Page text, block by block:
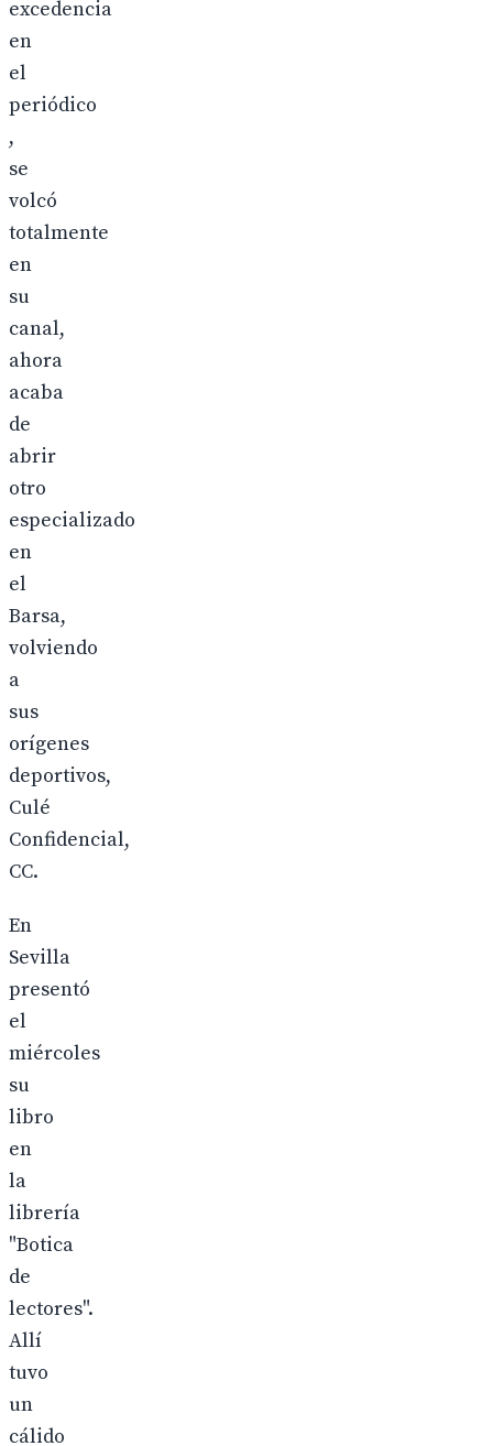
excedencia
en
el
periódico
,
se
volcó
totalmente
en
su
canal,
ahora
acaba
de
abrir
otro
especializado
en
el
Barsa,
volviendo
a
sus
orígenes
deportivos,
Culé
Confidencial,
CC.
En
Sevilla
presentó
el
miércoles
su
libro
en
la
librería
"Botica
de
lectores".
Allí
tuvo
un
cálido